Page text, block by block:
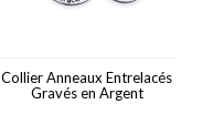
Collier Anneaux Entrelacés
Gravés en Argent